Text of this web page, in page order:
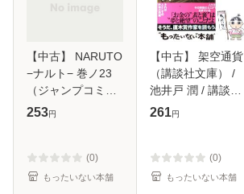
【中古】 NARUTO
−ナルト− 巻ノ23
（ジャンプコミッ
クス） / 岸本 斉史
料】
253円
(0)
もったいない本舗
【中古】 架空通貨
（講談社文庫） /
池井戸 潤 / 講談社
[文庫]【メール便送
261円
(0)
もったいない本舗